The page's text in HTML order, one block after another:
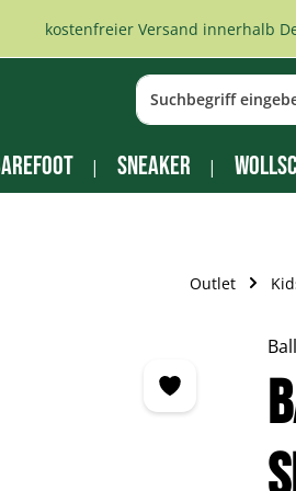
kostenfreier Versand innerhalb
Sneaker
Outlet